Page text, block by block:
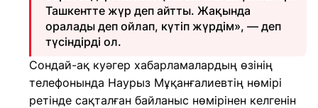
Ташкентте жүр деп айтты. Жақында
оралады деп ойлап, күтіп жүрдім», — деп
түсіндірді ол.
Сондай-ақ куәгер хабарламалардың өзінің
телефонында Наурыз Мұқанғалиевтің нөмірі
ретінде сақталған байланыс нөмірінен келгенін